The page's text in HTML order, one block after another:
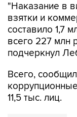
"Наказание в
взятки и
составило 1,7
всего 227 млн
подчеркнул
Всего,
11,5 тыс. лиц.